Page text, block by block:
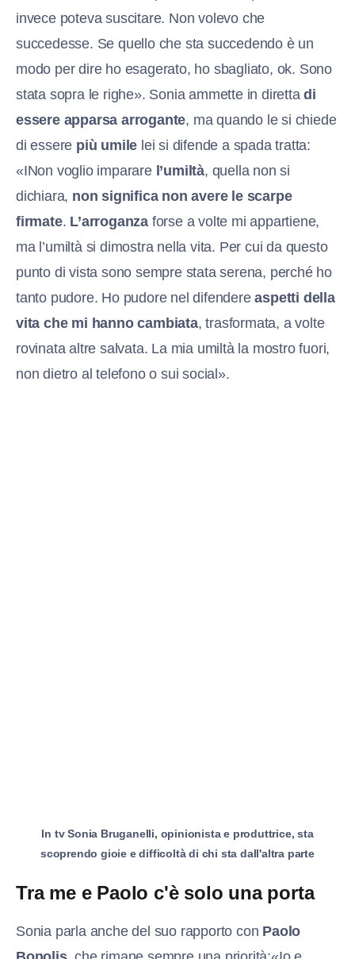
invece poteva suscitare. Non volevo che
succedesse. Se quello che sta succedendo è un
modo per dire ho esagerato, ho sbagliato, ok. Sono
stata sopra le righe». Sonia ammette in direttadi
essere apparsa arrogante, ma quando le si chiede
di essere più umile lei si difende a spada tratta:
«INon voglio imparare l’umiltà, quella non si
dichiara, non significa non avere le scarpe
firmate. L’arroganza forse a volte mi appartiene,
ma l’umiltà si dimostra nella vita. Per cui da questo
punto di vista sono sempre stata serena, perché ho
tanto pudore. Ho pudore nel difendereaspetti della
vita che mi hanno cambiata, trasformata, a volte
rovinata altre salvata. La mia umiltà la mostro fuori,
non dietro al telefono o sui social».
In tv Sonia Bruganelli, opinionista e produttrice, sta
scoprendo gioie e difficoltà di chi sta dall'altra parte
Tra me e Paolo c'è solo una porta
Sonia parla anche del suo rapporto con Paolo